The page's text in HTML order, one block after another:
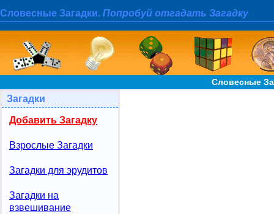
Словесные Загадки. Попробуй отгадать Загадку
Словесные
Загадки
Добавить Загадку
Взрослые Загадки
Загадки для эрудитов
Загадки на
взвешивание